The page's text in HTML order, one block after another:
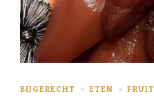
BIJGERECHT ETEN FRUIT